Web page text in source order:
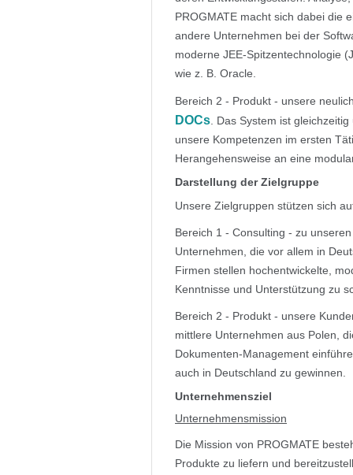
PROGMATE macht sich dabei die
andere Unternehmen bei der
moderne JEE-Spitzentechnologie
wie z. B. Oracle.
Bereich 2 - Produkt - unsere
DOCs . Das System ist
unsere Kompetenzen im ersten
Herangehensweise an eine
Darstellung der Zielgruppe
Unsere Zielgruppen stützen sich
Bereich 1 - Consulting - zu
Unternehmen, die vor allem in
Firmen stellen hochentwickelte,
Kenntnisse und Unterstützung zu
Bereich 2 - Produkt - unsere
mittlere Unternehmen aus Polen,
Dokumenten-Management
auch in Deutschland zu gewinnen.
Unternehmensziel
Unternehmensmission
Die Mission von PROGMATE
Produkte zu liefern und